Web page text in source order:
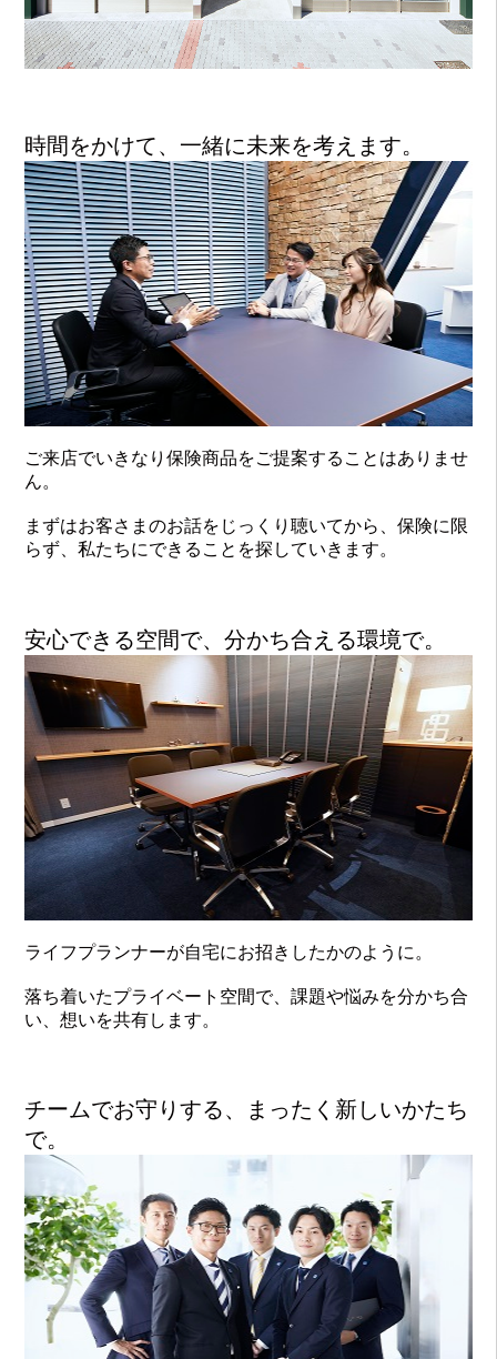
時間をかけて、一緒に未来を考えます。
ご来店でいきなり保険商品をご提案することはありませ
ん。
まずはお客さまのお話をじっくり聴いてから、保険に限
らず、私たちにできることを探していきます。
安心できる空間で、分かち合える環境で。
ライフプランナーが自宅にお招きしたかのように。
落ち着いたプライベート空間で、課題や悩みを分かち合
い、想いを共有します。
チームでお守りする、まったく新しいかたち
で。